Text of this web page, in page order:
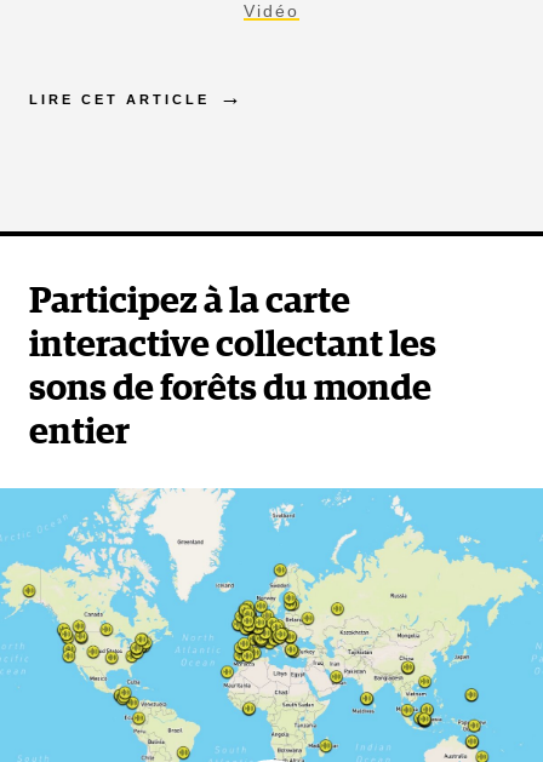
Vidéo
LIRE CET ARTICLE
Participez à la carte
interactive collectant les
sons de forêts du monde
entier